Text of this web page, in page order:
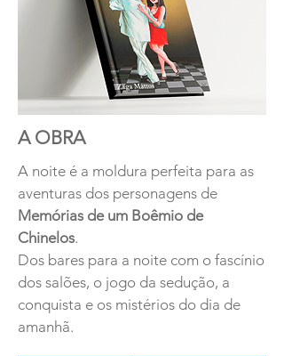
A OBRA
A noite é a moldura perfeita para as
aventuras dos personagens de
Memórias de um Boêmio de
Chinelos.
Dos bares para a noite com o fascínio
dos salões, o jogo da sedução, a
conquista e os mistérios do dia de
amanhã.